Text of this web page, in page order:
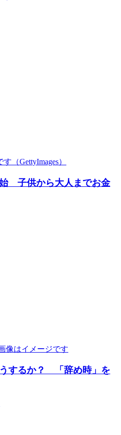
子供から大人までお金
するか？ 「辞め時」を